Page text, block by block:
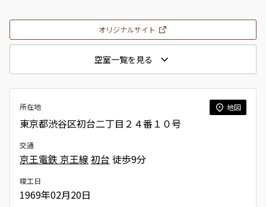
オリジナルサイト
空室一覧を見る
所在地 地図
東京都渋谷区初台二丁目２４番１０号
交通
京王電鉄 京王線 初台 徒歩9分
竣工日
1969年02月20日